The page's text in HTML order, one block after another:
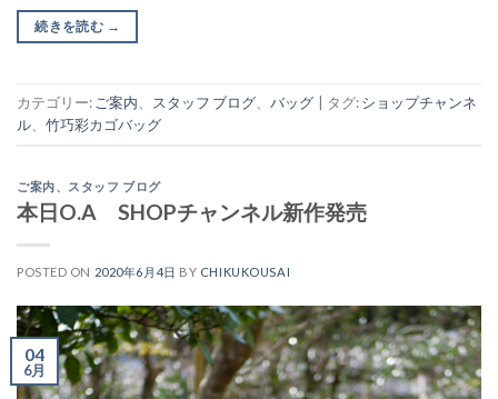
続きを読む →
カテゴリー:ご案内、 スタッフ ブログ、 バッグ タグ:ショップチャンネ
ル、 竹巧彩カゴバッグ
ご案内、 スタッフ ブログ
本日O.A SHOPチャンネル新作発売
POSTED ON 2020年6月4日 BY CHIKUKOUSAI
04
6月